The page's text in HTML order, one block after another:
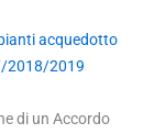
acquedotto
2018/2019
di un Accordo